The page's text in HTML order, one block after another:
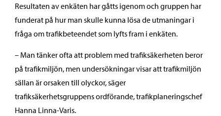
Resultaten av enkäten har gåtts igenom och gruppen har
funderat på hur man skulle kunna lösa de utmaningar i
fråga om trafikbeteendet som lyfts fram i enkäten.
– Man tänker ofta att problem med trafiksäkerheten beror
på trafikmiljön, men undersökningar visar att trafikmiljön
sällan är orsaken till olyckor, säger
trafiksäkerhetsgruppens ordförande, trafikplaneringschef
Hanna Linna-Varis.